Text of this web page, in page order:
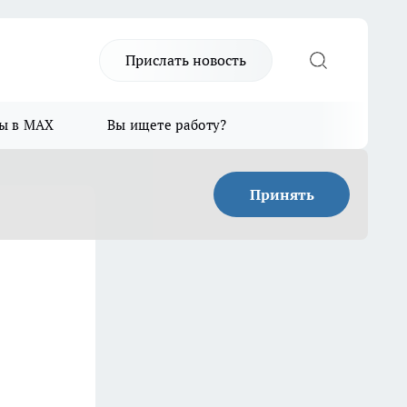
Прислать новость
в MAX Вы ищете работу?
Принять